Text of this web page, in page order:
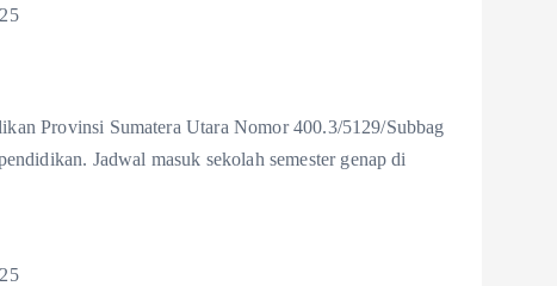
Provinsi Sumatera Utara Nomor 400.3/5129/Subbag
Jadwal masuk sekolah semester genap di